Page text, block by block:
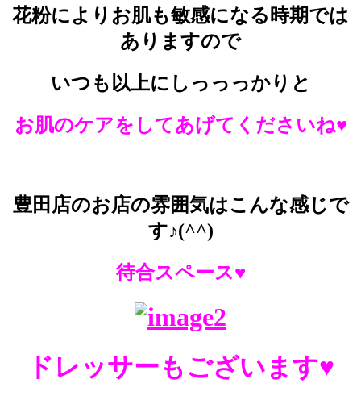
花粉によりお肌も敏感になる時期では
ありますので
いつも以上にしっっっかりと
お肌のケアをしてあげてくださいね♥
豊田店のお店の雰囲気はこんな感じで
す♪(^^)
待合スペース♥
ドレッサーもございます♥